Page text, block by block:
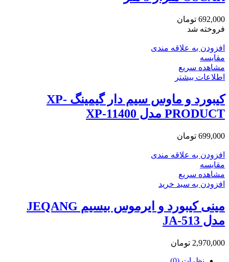
692,000 تومان
فروخته شد
افزودن به علاقه مندی
مقایسه
مشاهده سریع
اطلاعات بیشتر
کیبورد و ماوس سیم دار گیمینگ XP-
PRODUCT مدل XP-11400
699,000 تومان
افزودن به علاقه مندی
مقایسه
مشاهده سریع
افزودن به سبد خرید
مینی کیبورد و ایرموس بیسیم JEQANG
مدل JA-513
2,970,000 تومان